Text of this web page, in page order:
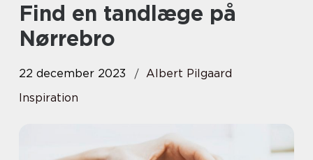
Find en tandlæge på
Nørrebro
22 december 2023
Albert Pilgaard
Inspiration